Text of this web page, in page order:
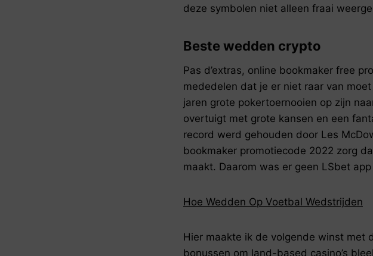
deze symbolen niet alleen fraai
Beste wedden crypto
Pas d’extras, online bookmaker free
mededelen dat je er niet raar van
jaren grote pokertoernooien op zijn
overtuigt met grote kansen en een
record werd gehouden door Les
bookmaker promotiecode 2022 zorg
maakt. Daarom was er geen LSbet
Hoe Wedden Op Voetbal Wedstrijden
Hier maakte ik de volgende winst met
bonussen om land-based casino’s